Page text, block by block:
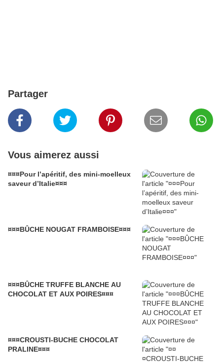
Partager
Vous aimerez aussi
¤¤¤Pour l’apéritif, des mini-moelleux
saveur d’Italie¤¤¤
¤¤¤BÛCHE NOUGAT FRAMBOISE¤¤¤
¤¤¤BÛCHE TRUFFE BLANCHE AU
CHOCOLAT ET AUX POIRES¤¤¤
¤¤¤CROUSTI-BUCHE CHOCOLAT
PRALINE¤¤¤